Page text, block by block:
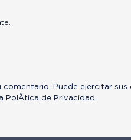
Puede ejercitar
PolÃ­tica de Privacidad.